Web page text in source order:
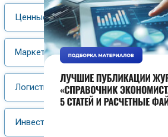
Ценные бумаги
Маркетинг
Логистика
Инвестиции